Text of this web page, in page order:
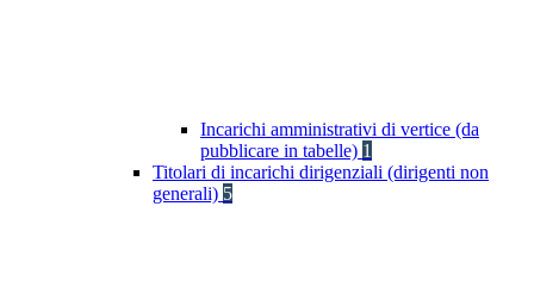
Incarichi amministrativi di vertice (da
pubblicare in tabelle) 1
Titolari di incarichi dirigenziali (dirigenti non
generali) 5